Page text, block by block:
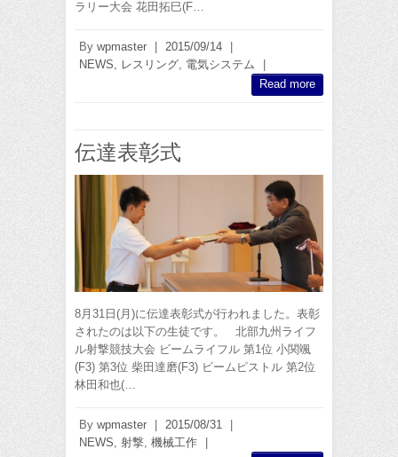
ラリー大会 花田拓巳(F…
By wpmaster 2015/09/14
NEWS, レスリング, 電気システム
Read more
伝達表彰式
8月31日(月)に伝達表彰式が行われました。表彰
されたのは以下の生徒です。 北部九州ライフ
ル射撃競技大会 ビームライフル 第1位 小関颯
(F3) 第3位 柴田達磨(F3) ビームピストル 第2位
林田和也(…
By wpmaster | 2015/08/31
|
NEWS 射撃 機械工作
|